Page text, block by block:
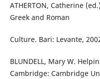
ATHERTON, Catherine
Greek and Roman
Culture. Bari: Levante,
BLUNDELL, Mary W.
Cambridge: Cambridge